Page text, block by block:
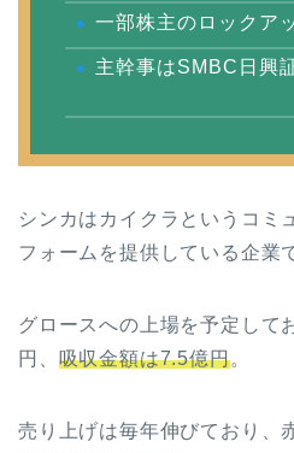
一部株主のロックア
主幹事はSMBC日興
シンカはカイクラというコミ
フォームを提供している企業
グロースへの上場を予定して
円、 吸収金額は7.5億円。
売り上げは毎年伸びており、